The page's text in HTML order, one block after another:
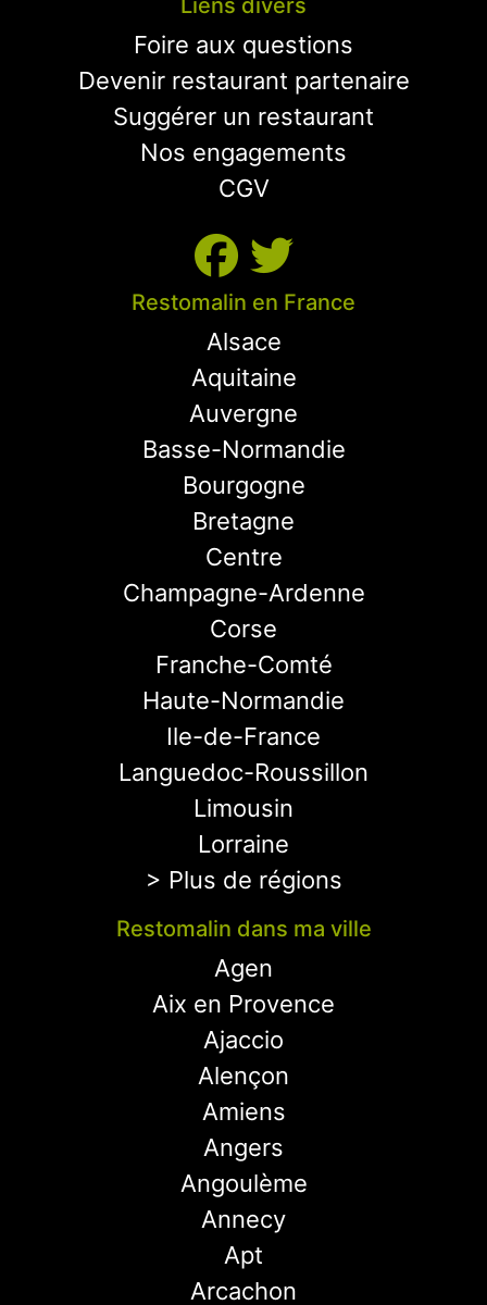
Liens divers
Foire aux questions
Devenir restaurant partenaire
Suggérer un restaurant
Nos engagements
CGV
Restomalin en France
Alsace
Aquitaine
Auvergne
Basse-Normandie
Bourgogne
Bretagne
Centre
Champagne-Ardenne
Corse
Franche-Comté
Haute-Normandie
Ile-de-France
Languedoc-Roussillon
Limousin
Lorraine
> Plus de régions
Restomalin dans ma ville
Agen
Aix en Provence
Ajaccio
Alençon
Amiens
Angers
Angoulème
Annecy
Apt
Arcachon